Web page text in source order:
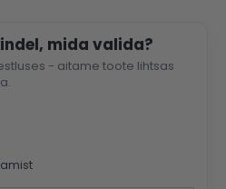
mida valida?
- aitame toote lihtsas